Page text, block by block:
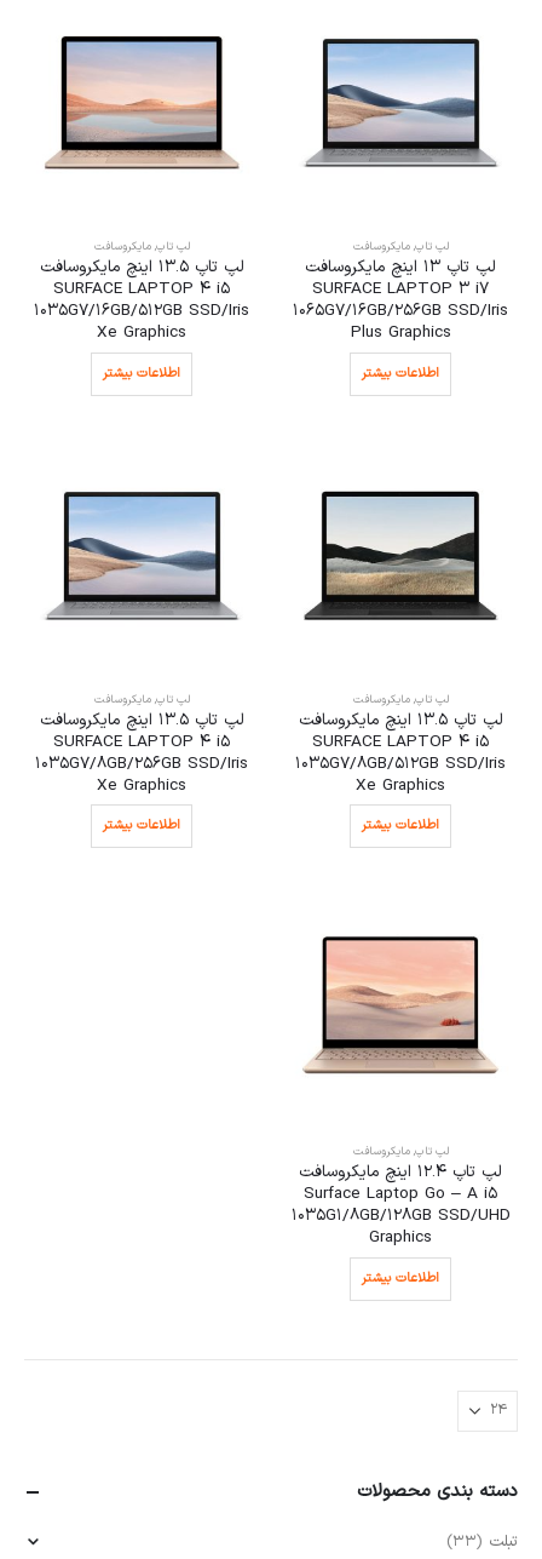
لپ تاپ,مایکروسافت
لپ تاپ 13 اینچ مایکروسافت
SURFACE LAPTOP 3 i7
1065G7/16GB/256GB SSD/Iris
Plus Graphics
اطلاعات بیشتر
لپ تاپ,مایکروسافت
لپ تاپ 13.5 اینچ مایکروسافت
SURFACE LAPTOP 4 i5
1035G7/16GB/512GB SSD/Iris
Xe Graphics
اطلاعات بیشتر
لپ تاپ,مایکروسافت
لپ تاپ 13.5 اینچ مایکروسافت
SURFACE LAPTOP 4 i5
1035G7/8GB/512GB SSD/Iris
Xe Graphics
اطلاعات بیشتر
لپ تاپ,مایکروسافت
لپ تاپ 13.5 اینچ مایکروسافت
SURFACE LAPTOP 4 i5
1035G7/8GB/256GB SSD/Iris
Xe Graphics
اطلاعات بیشتر
لپ تاپ,مایکروسافت
لپ تاپ 12.4 اینچ مایکروسافت
Surface Laptop Go – A i5
1035G1/8GB/128GB SSD/UHD
Graphics
اطلاعات بیشتر
دسته بندی محصولات
تبلت (33)